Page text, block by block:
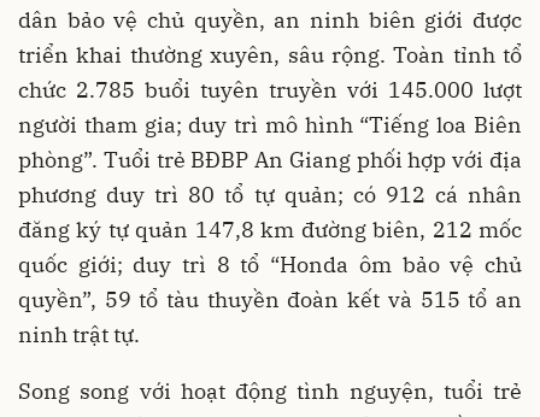
dân bảo vệ chủ quyền, an ninh biên giới được
triển khai thường xuyên, sâu rộng. Toàn tỉnh tổ
chức 2.785 buổi tuyên truyền với 145.000 lượt
người tham gia; duy trì mô hình “Tiếng loa Biên
phòng”. Tuổi trẻ BĐBP An Giang phối hợp với địa
phương duy trì 80 tổ tự quản; có 912 cá nhân
đăng ký tự quản 147,8 km đường biên, 212 mốc
quốc giới; duy trì 8 tổ “Honda ôm bảo vệ chủ
quyền”, 59 tổ tàu thuyền đoàn kết và 515 tổ an
ninh trật tự.
Song song với hoạt động tình nguyện, tuổi trẻ